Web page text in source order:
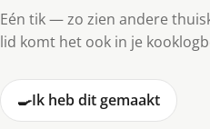
Eén tik — zo zien andere
lid komt het ook in je
🍳Ik heb dit gemaakt